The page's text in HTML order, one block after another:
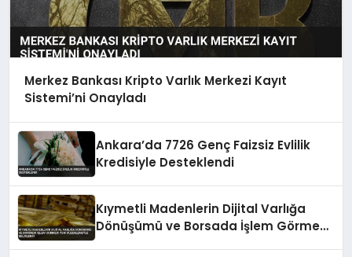
Merkez Bankası Kripto Varlık Merkezi Kayıt
Sistemi’ni Onayladı
Ankara’da 7726 Genç Faizsiz Evlilik
Kredisiyle Desteklendi
Kıymetli Madenlerin Dijital Varlığa
Dönüşümü ve Borsada İşlem Görmesi